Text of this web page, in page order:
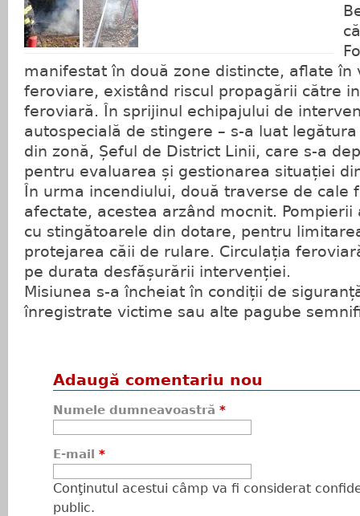
manifestat în două zone distincte, aflate în
feroviare, existând riscul propagării către
feroviară. În sprijinul echipajului de
autospecială de stingere – s-a luat legătura
din zonă, Șeful de District Linii, care s-a
pentru evaluarea și gestionarea situației
În urma incendiului, două traverse de cale
afectate, acestea arzând mocnit.
cu stingătoarele din dotare, pentru
protejarea căii de rulare. Circulația
pe durata desfășurării intervenției.
Misiunea s-a încheiat în condiții de
înregistrate victime sau alte pagube
Adaugă comentariu nou
Numele dumneavoastră *
E-mail *
Conţinutul acestui câmp va fi considerat
public.